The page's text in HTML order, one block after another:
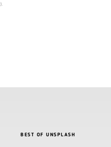
BEST OF UNSPLASH